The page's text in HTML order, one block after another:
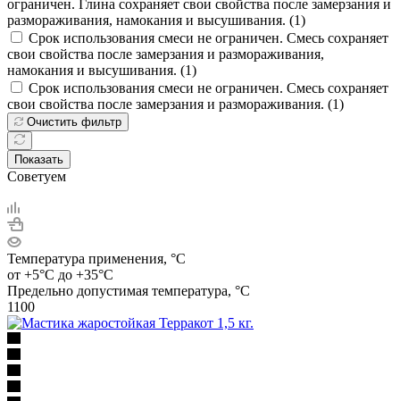
ограничен. Глина сохраняет свои свойства после замерзания и
размораживания, намокания и высушивания. (1)
Срок использования смеси не ограничен. Смесь сохраняет
свои свойства после замерзания и размораживания,
намокания и высушивания. (1)
Срок использования смеси не ограничен. Смесь сохраняет
свои свойства после замерзания и размораживания. (1)
Очистить фильтр
Показать
Советуем
Температура применения, °C
от +5°С до +35°С
Предельно допустимая температура, °C
1100